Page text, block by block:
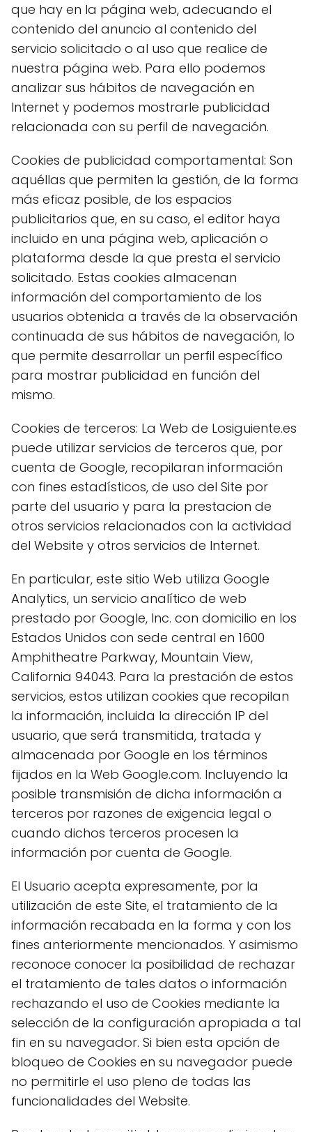
que hay en la página web, adecuando el
contenido del anuncio al contenido del
servicio solicitado o al uso que realice de
nuestra página web. Para ello podemos
analizar sus hábitos de navegación en
Internet y podemos mostrarle publicidad
relacionada con su perfil de navegación.
Cookies de publicidad comportamental: Son
aquéllas que permiten la gestión, de la forma
más eficaz posible, de los espacios
publicitarios que, en su caso, el editor haya
incluido en una página web, aplicación o
plataforma desde la que presta el servicio
solicitado. Estas cookies almacenan
información del comportamiento de los
usuarios obtenida a través de la observación
continuada de sus hábitos de navegación, lo
que permite desarrollar un perfil específico
para mostrar publicidad en función del
mismo.
Cookies de terceros: La Web de Losiguiente.es
puede utilizar servicios de terceros que, por
cuenta de Google, recopilaran información
con fines estadísticos, de uso del Site por
parte del usuario y para la prestacion de
otros servicios relacionados con la actividad
del Website y otros servicios de Internet.
En particular, este sitio Web utiliza Google
Analytics, un servicio analítico de web
prestado por Google, Inc. con domicilio en los
Estados Unidos con sede central en 1600
Amphitheatre Parkway, Mountain View,
California 94043. Para la prestación de estos
servicios, estos utilizan cookies que recopilan
la información, incluida la dirección IP del
usuario, que será transmitida, tratada y
almacenada por Google en los términos
fijados en la Web Google.com. Incluyendo la
posible transmisión de dicha información a
terceros por razones de exigencia legal o
cuando dichos terceros procesen la
información por cuenta de Google.
El Usuario acepta expresamente, por la
utilización de este Site, el tratamiento de la
información recabada en la forma y con los
fines anteriormente mencionados. Y asimismo
reconoce conocer la posibilidad de rechazar
el tratamiento de tales datos o información
rechazando el uso de Cookies mediante la
selección de la configuración apropiada a tal
fin en su navegador. Si bien esta opción de
bloqueo de Cookies en su navegador puede
no permitirle el uso pleno de todas las
funcionalidades del Website.